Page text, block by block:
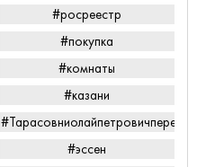
#росреестр
#покупка
#комнаты
#казани
#эссен